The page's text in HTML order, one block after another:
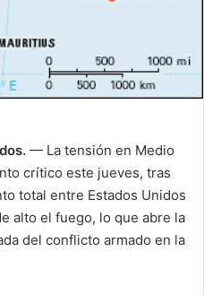
— La tensión en Medio
crítico este jueves, tras
total entre Estados Unidos
alto el fuego, lo que abre la
del conflicto armado en la